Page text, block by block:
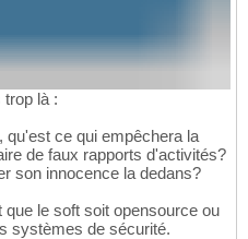
trop là :
qu'est ce qui empêchera la
de faux rapports d'activités?
son innocence la dedans?
le soft soit opensource ou
systèmes de sécurité.